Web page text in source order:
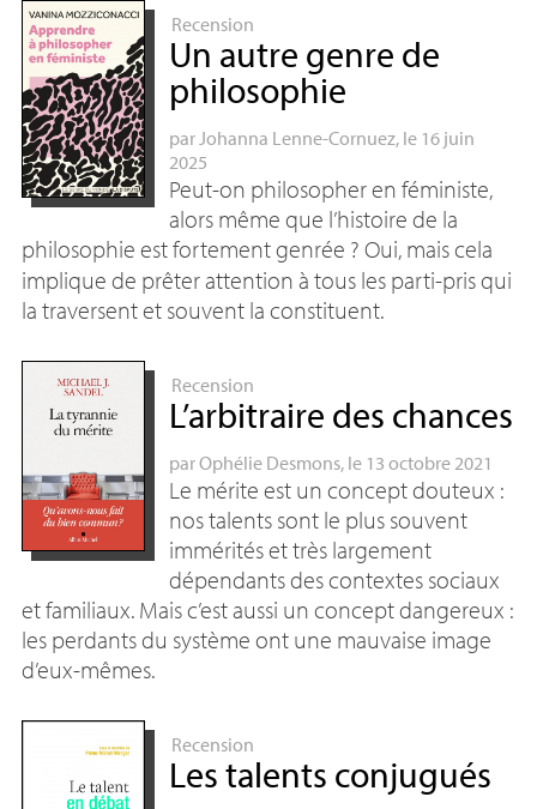
Recension
Un autre genre de
philosophie
parJohanna Lenne-Cornuez, le 16 juin
2025
Peut-on philosopher en féministe,
alors même que l’histoire de la
philosophie est fortement genrée ? Oui, mais cela
implique de prêter attention à tous les parti-pris qui
la traversent et souvent la constituent.
Recension
L’arbitraire des chances
parOphélie Desmons, le 13 octobre 2021
Le mérite est un concept douteux :
nos talents sont le plus souvent
immérités et très largement
dépendants des contextes sociaux
et familiaux. Mais c’est aussi un concept dangereux :
les perdants du système ont une mauvaise image
d’eux-mêmes.
Recension
Les talents conjugués